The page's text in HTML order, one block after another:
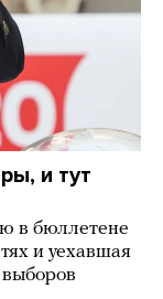
и тут
в бюллетене
и уехавшая